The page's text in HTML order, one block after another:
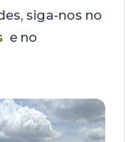
siga-nos no
e no